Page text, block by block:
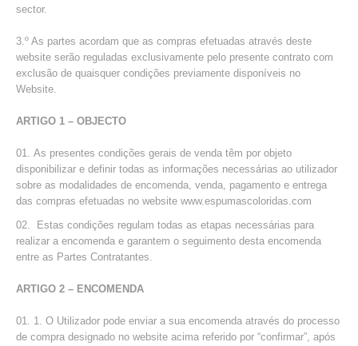
sector.
3.º As partes acordam que as compras efetuadas através deste
website serão reguladas exclusivamente pelo presente contrato com
exclusão de quaisquer condições previamente disponíveis no
Website.
ARTIGO 1 – OBJECTO
As presentes condições gerais de venda têm por objeto
disponibilizar e definir todas as informações necessárias ao utilizador
sobre as modalidades de encomenda, venda, pagamento e entrega
das compras efetuadas no website www.espumascoloridas.com
Estas condições regulam todas as etapas necessárias para
realizar a encomenda e garantem o seguimento desta encomenda
entre as Partes Contratantes.
ARTIGO 2 – ENCOMENDA
1. O Utilizador pode enviar a sua encomenda através do processo
de compra designado no website acima referido por “confirmar”, após